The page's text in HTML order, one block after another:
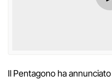
Il Pentagono ha